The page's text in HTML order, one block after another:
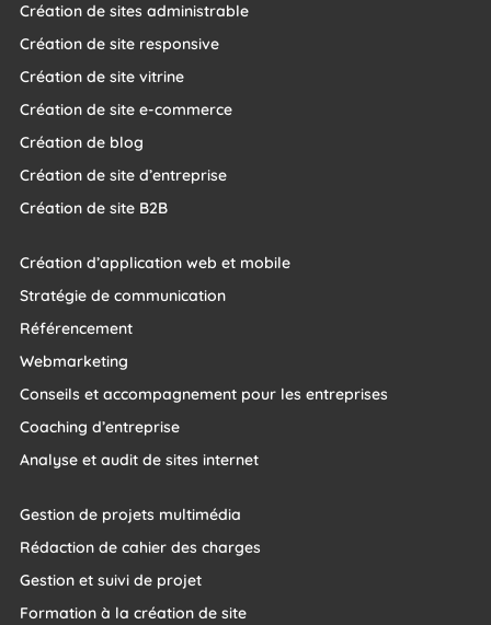
Création de sites administrable
Création de site responsive
Création de site vitrine
Création de site e-commerce
Création de blog
Création de site d’entreprise
Création de site B2B
Création d’application web et mobile
Stratégie de communication
Référencement
Webmarketing
Conseils et accompagnement pour les entreprises
Coaching d’entreprise
Analyse et audit de sites internet
Gestion de projets multimédia
Rédaction de cahier des charges
Gestion et suivi de projet
Formation à la création de site